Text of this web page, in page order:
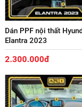
Dán PPF nội thất
Elantra 2023
2.300.000đ